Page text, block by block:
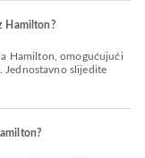
Hamilton?
Jednostavno slijedite